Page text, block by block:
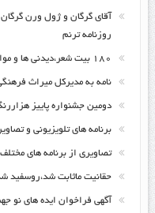
آقای گرگان و ژول ورن
روزنامه ترنم
۱۸۰ بیت شعر،دیدنی ها و مواهب خداوندی در آن ،پائیز ۹۲
نامه به مدیرکل میراث
دومین جشنواره پاییز
برنامه های تلویزیونی و تصاویر
تصاویری از برنامه های مختلف
حقانیت ماثابت شد،روسفید
آگهی فراخوان ایده های نو